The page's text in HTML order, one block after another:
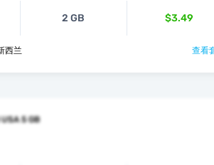
2 GB $3.49
西兰 查看
5 GB